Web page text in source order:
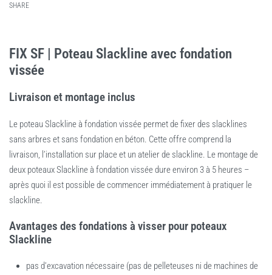
SHARE
FIX SF | Poteau Slackline avec fondation
vissée
Livraison et montage inclus
Le poteau Slackline à fondation vissée permet de fixer des slacklines
sans arbres et sans fondation en béton. Cette offre comprend la
livraison, l’installation sur place et un atelier de slackline. Le montage de
deux poteaux Slackline à fondation vissée dure environ 3 à 5 heures –
après quoi il est possible de commencer immédiatement à pratiquer le
slackline.
Avantages des fondations à visser pour poteaux
Slackline
pas d’excavation nécessaire (pas de pelleteuses ni de machines de